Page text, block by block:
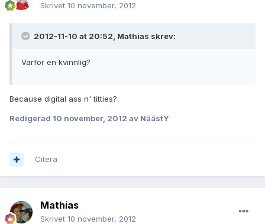
Skrivet 10 november, 2012
2012-11-10 at 20:52, Mathias skrev:
Varför en kvinnlig?
Because digital ass n' titties?
Redigerad 10 november, 2012 av NäästY
Citera
Mathias
Skrivet 10 november, 2012